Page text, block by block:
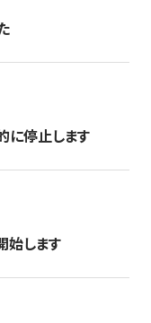
に停止します
始します